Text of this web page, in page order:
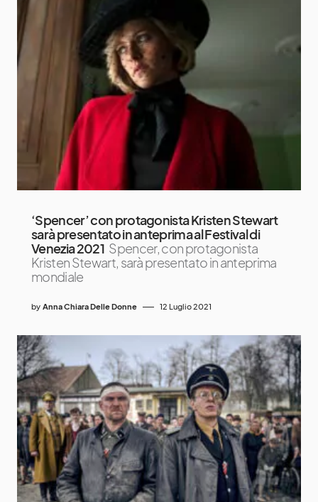
‘Spencer’ con protagonista Kristen Stewart
sarà presentato in anteprima al Festival di
Venezia 2021 Spencer, con protagonista
Kristen Stewart, sarà presentato in anteprima
mondiale
by Anna Chiara Delle Donne 12 Luglio 2021